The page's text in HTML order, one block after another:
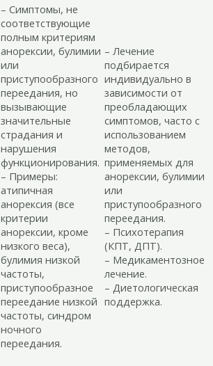
– Симптомы, не
соответствующие
полным критериям
анорексии, булимии
или
приступообразного
переедания, но
вызывающие
значительные
страдания и
нарушения
функционирования.
– Примеры:
атипичная
анорексия (все
критерии
анорексии, кроме
низкого веса),
булимия низкой
частоты,
приступообразное
переедание низкой
частоты, синдром
ночного
переедания.
– Лечение
подбирается
индивидуально в
зависимости от
преобладающих
симптомов, часто с
использованием
методов,
применяемых для
анорексии, булимии
или
приступообразного
переедания.
– Психотерапия
(КПТ, ДПТ).
– Медикаментозное
лечение.
– Диетологическая
поддержка.